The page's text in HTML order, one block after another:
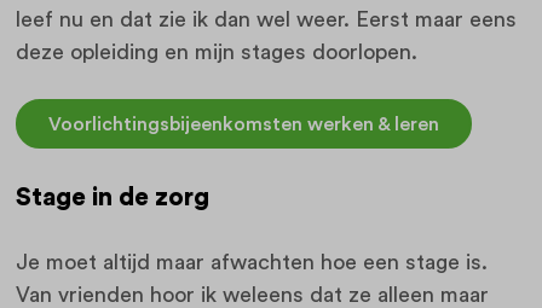
leef nu en dat zie ik dan wel weer. Eerst maar eens
deze opleiding en mijn stages doorlopen.
Voorlichtingsbijeenkomsten werken & leren
Stage in de zorg
Je moet altijd maar afwachten hoe een stage is.
Van vrienden hoor ik weleens dat ze alleen maar